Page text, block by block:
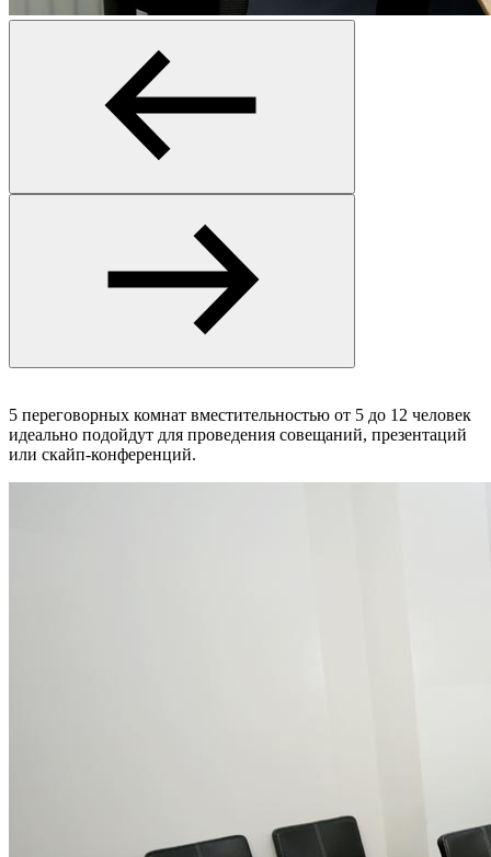
5 переговорных комнат вместительностью от 5 до 12 человек
идеально подойдут для проведения совещаний, презентаций
или скайп-конференций.